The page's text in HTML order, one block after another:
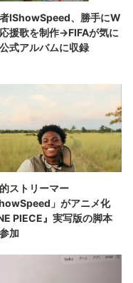
IShowSpeed、勝手にW
援歌を制作→FIFAが気に
式アルバムに収録
ストリーマー
」がアニメ化
PIECE』実写版の脚本
加